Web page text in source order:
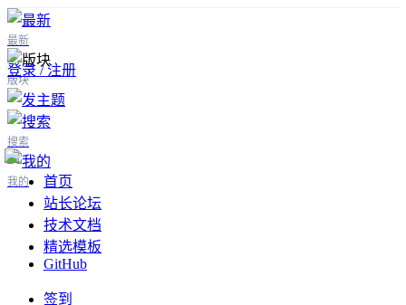
最新
版块
搜索
我的
登录 / 注册
首页
站长论坛
技术文档
精选模板
GitHub
签到